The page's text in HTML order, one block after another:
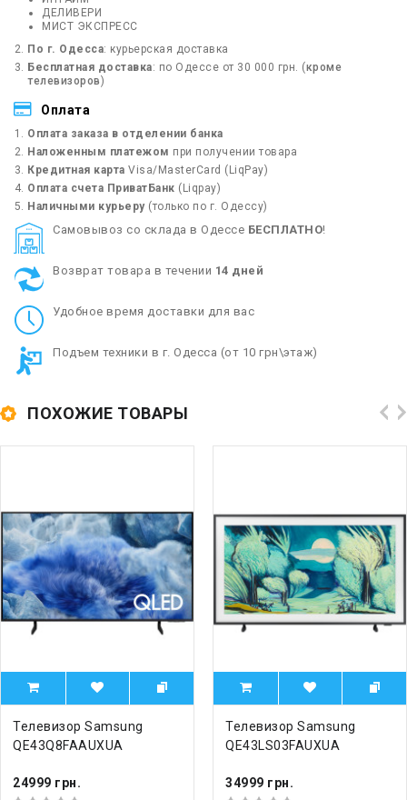
ДЕЛИВЕРИ
МИСТ ЭКСПРЕСС
По г. Одесса: курьерская доставка
Бесплатная доставка: по Одессе от 30 000 грн. (кроме
телевизоров)
Оплата
Оплата заказа в отделении банка
Наложенным платежом при получении товара
Кредитная карта Visa/MasterCard (LiqPay)
Оплата счета ПриватБанк (Liqpay)
Наличными курьеру(только по г. Одессу)
Cамовывоз со склада в Одессе БЕСПЛАТНО!
Возврат товара в течении 14 дней
Удобное время доставки для вас
Подъем техники в г. Одесса (от 10 грн\этаж)
ПОХОЖИЕ ТОВАРЫ
Телевизор Samsung
QE43Q8FAAUXUA
24999 грн.
Телевизор Samsung
QE43LS03FAUXUA
34999 грн.